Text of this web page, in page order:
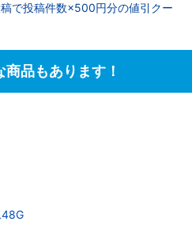
で投稿件数×500円分の値引クー
品もあります！